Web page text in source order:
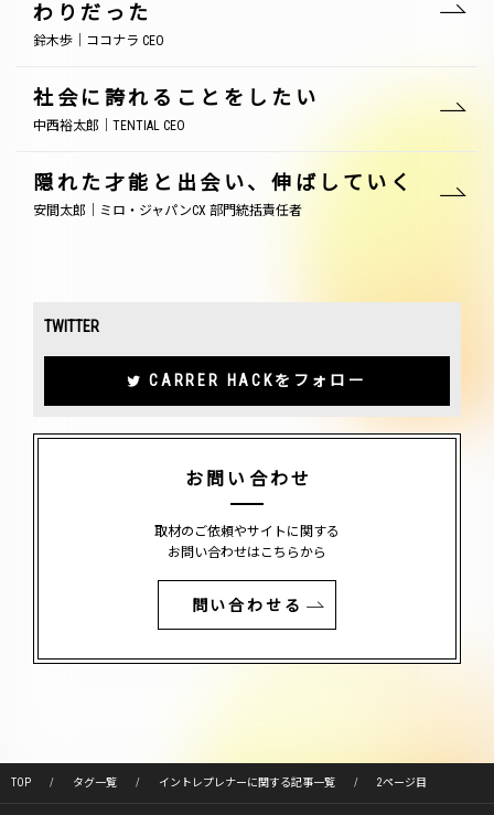
わりだった
鈴木歩｜ココナラ CEO
社会に誇れることをしたい
中西裕太郎｜TENTIAL CEO
隠れた才能と出会い、伸ばしていく
安間太郎｜ミロ・ジャパンCX 部門統括責任者
TWITTER
CARRER HACKをフォロー
お問い合わせ
取材のご依頼やサイトに関する
お問い合わせはこちらから
問い合わせる
TOP タグ一覧 イントレプレナーに関する記事一覧 2ページ目